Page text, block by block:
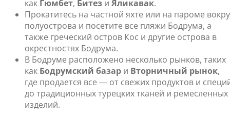
как Гюмбет, Битез и Яликавак.
Прокатитесь на частной яхте или на пароме
полуострова и посетите все пляжи Бодрума, а
также греческий остров Кос и другие острова в
окрестностях Бодрума.
В Бодруме расположено несколько рынков, таких
как Бодрумский базар и Вторничный рынок,
где продается все ― от свежих продуктов и
до традиционных турецких тканей и ремесленных
изделий.